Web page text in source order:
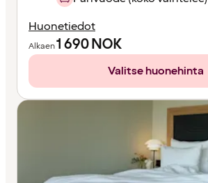
Huonetiedot
Alkaen1 690NOK
Valitse huonehinta